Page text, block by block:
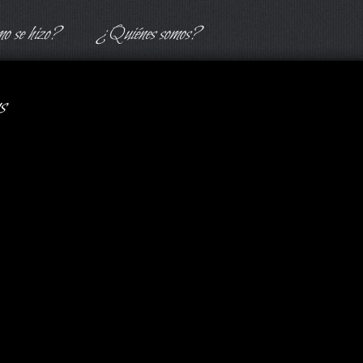
se hizo? ¿Quiénes somos?